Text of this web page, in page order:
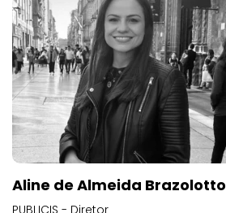
Aline de Almeida Brazolotto
PUBLICIS - Diretor